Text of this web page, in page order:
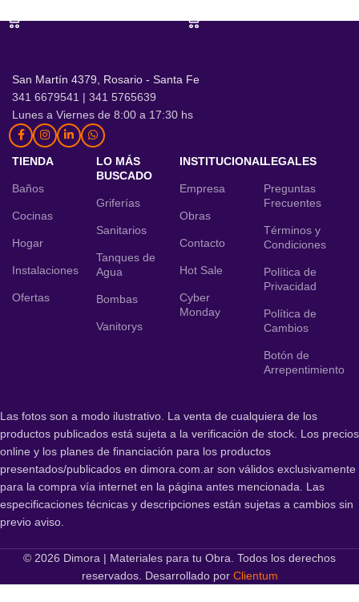
San Martín 4379, Rosario - Santa Fe
341 6679541 | 341 5765639
Lunes a Viernes de 8:00 a 17:30 hs
TIENDA
Baños
Cocinas
Hogar
Instalaciones
Ofertas
LO MÁS
BUSCADO
Griferías
Sanitarios
Tanques de
Agua
Bombas
Vanitorys
INSTITUCIONAL
Empresa
Obras
Contacto
Hot Sale
Cyber
Monday
LEGALES
Preguntas
Frecuentes
Términos y
Condiciones
Política de
Privacidad
Política de
Cambios
Botón de
Arrepentimiento
Las fotos son a modo ilustrativo. La venta de cualquiera de los
productos publicados está sujeta a la verificación de stock. Los precios
online y los planes de financiación para los productos
presentados/publicados en dimora.com.ar son válidos exclusivamente
para la compra vía internet en la página antes mencionada. Las
especificaciones técnicas y descripciones están sujetas a cambios sin
previo aviso.
© 2026 Dimora | Materiales para tu Obra. Todos los derechos
reservados. Desarrollado por Clientum